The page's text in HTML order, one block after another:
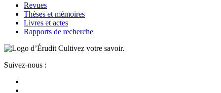
Revues
Thèses et mémoires
Livres et actes
Rapports de recherche
Cultivez votre savoir.
Suivez-nous :